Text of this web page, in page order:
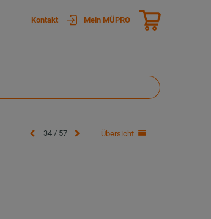
Kontakt Mein MÜPRO
34 / 57 Übersicht